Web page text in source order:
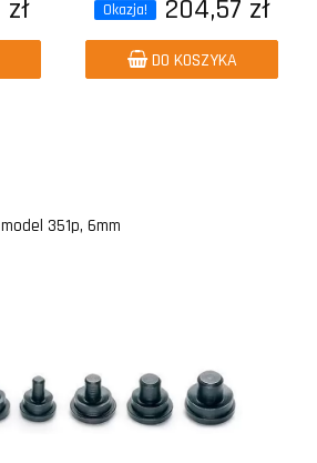
Okazja!
204,57 zł
DO KOSZYKA
351p, 6mm